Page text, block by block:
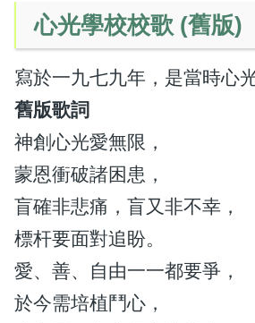
心光學校校歌 (舊版)
寫於一九七九年，是當時心
舊版歌詞
神創心光愛無限，
蒙恩衝破諸困患，
盲確非悲痛，盲又非不幸，
標杆要面對追盼。
愛、善、自由一一都要爭，
於今需培植鬥心，